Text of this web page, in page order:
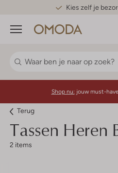
Gratis standaard
Menu
Shop nu: jouw must-
Terug
Tassen Heren
2 items